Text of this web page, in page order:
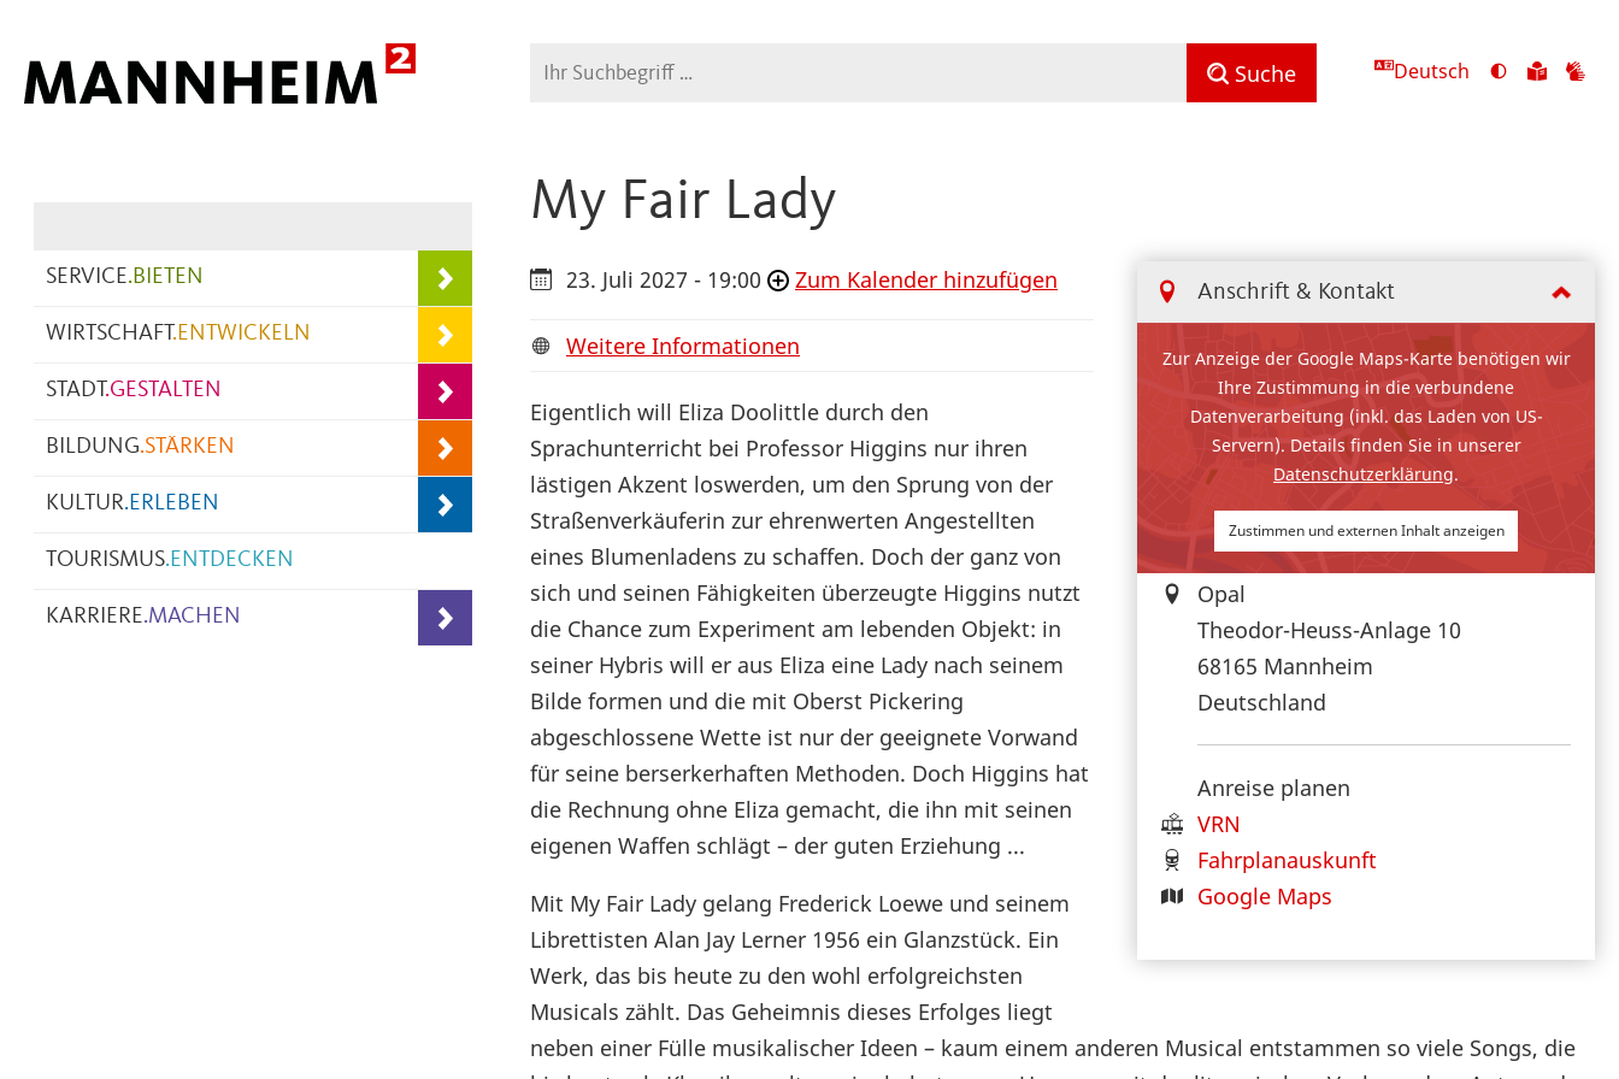
Suche Suche Deutsch
Ansicht
Zu
SERVICE.BIETEN
WIRTSCHAFT.ENTWICKELN
STADT.GESTALTEN
BILDUNG.STÄRKEN
KULTUR.ERLEBEN
TOURISMUS.ENTDECKEN
KARRIERE.MACHEN
My Fair Lady
Anschrift & Kontakt
Zur Anzeige der Google Maps-Karte benötigen wir
Ihre Zustimmung in die verbundene
Datenverarbeitung (inkl. das Laden von US-
Servern). Details finden Sie in unserer
Datenschutzerklärung.
Zustimmen und externen Inhalt anzeigen
Opal
Theodor-Heuss-Anlage 10
68165 Mannheim
Deutschland
Anreise planen
VRN
Fahrplanauskunft
Google Maps
23. Juli 2027 - 19:00 Zum Kalender hinzufügen
Weitere Informationen
Eigentlich will Eliza Doolittle durch den
Sprachunterricht bei Professor Higgins nur ihren
lästigen Akzent loswerden, um den Sprung von der
Straßenverkäuferin zur ehrenwerten Angestellten
eines Blumenladens zu schaffen. Doch der ganz von
sich und seinen Fähigkeiten überzeugte Higgins nutzt
die Chance zum Experiment am lebenden Objekt: in
seiner Hybris will er aus Eliza eine Lady nach seinem
Bilde formen und die mit Oberst Pickering
abgeschlossene Wette ist nur der geeignete Vorwand
für seine berserkerhaften Methoden. Doch Higgins hat
die Rechnung ohne Eliza gemacht, die ihn mit seinen
eigenen Waffen schlägt – der guten Erziehung ...
Mit My Fair Lady gelang Frederick Loewe und seinem
Librettisten Alan Jay Lerner 1956 ein Glanzstück. Ein
Werk, das bis heute zu den wohl erfolgreichsten
Musicals zählt. Das Geheimnis dieses Erfolges liegt
neben einer Fülle musikalischer Ideen – kaum einem anderen Musical entstammen so viele Songs, die